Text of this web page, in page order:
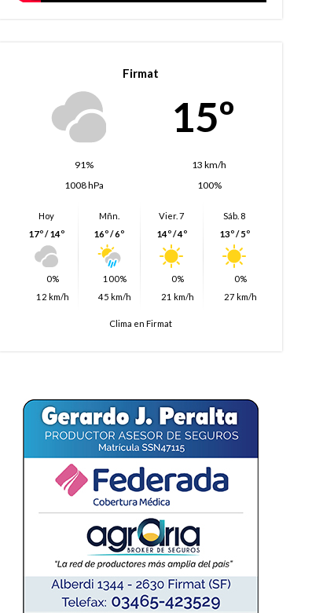
Firmat
15º
91%
13 km/h
1008 hPa
100%
Hoy
17º / 14º
0%
12 km/h
Mñn.
16º / 6º
100%
45 km/h
Vier. 7
14º / 4º
0%
21 km/h
Sáb. 8
13º / 5º
0%
27 km/h
Clima en Firmat